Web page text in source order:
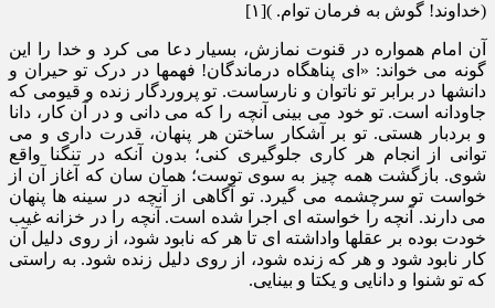
(خداوند! گوش به فرمان توام. )[۱]
آن امام همواره در قنوت نمازش، بسیار دعا می کرد و خدا را این
گونه می خواند: «ای پناهگاه درماندگان! فهمها در درک تو حیران و
دانشها در برابر تو ناتوان و نارساست. تو پروردگار زنده و قیومی که
جاودانه است. تو خود می بینی آنچه را که می دانی و در آن کار، دانا
و بردبار هستی. تو بر آشکار ساختن هر پنهان، قدرت داری و می
توانی از انجام هر کاری جلوگیری کنی؛ بدون آنکه در تنگنا واقع
شوی. بازگشت همه چیز به سوی توست؛ همان سان که آغاز آن از
خواست تو سرچشمه می گیرد. تو آگاهی از آنچه در سینه ها پنهان
می دارند. آنچه را خواسته ای اجرا شده است. آنچه را در خزانه غیب
خودت بوده بر عقلها واداشته ای تا هر که نابود شود، از روی دلیل آن
کار نابود شود و هر که زنده شود، از روی دلیل زنده شود. به راستی
که تو شنوا و دانایی و یکتا و بینایی.